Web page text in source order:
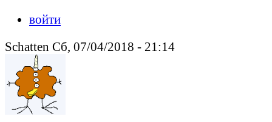
войти
Schatten Сб, 07/04/2018 - 21:14